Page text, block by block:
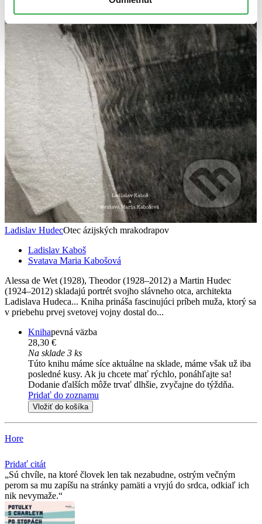
Ladislav HudecOtec ázijských mrakodrapov
Ladislav Kaboš
Svatava Maria Kabošová
Alessa de Wet (1928), Theodor (1928–2012) a Martin Hudec
(1924–2012) skladajú portrét svojho slávneho otca, architekta
Ladislava Hudeca... Kniha prináša fascinujúci príbeh muža, ktorý sa
v priebehu prvej svetovej vojny dostal do...
Knihapevná väzba
28,30 €
Na sklade 3 ks
Túto knihu máme síce aktuálne na sklade, máme však už iba
posledné kusy. Ak ju chcete mať rýchlo, ponáhľajte sa!
Dodanie ďalších môže trvať dlhšie, zvyčajne do týždňa.
Pridať do zoznamu
Vložiť do košíka
Hore
Pridať citát
Sú chvíle, na ktoré človek len tak nezabudne, ostrým večným
perom sa mu zapíšu na stránky pamäti a vryjú do srdca, odkiaľ ich
nik nevymaže.